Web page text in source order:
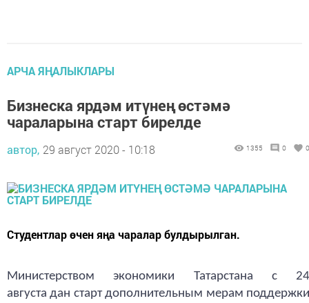
АРЧА ЯҢАЛЫКЛАРЫ
Бизнеска ярдәм итүнең өстәмә
чараларына старт бирелде
автор, 29 август 2020 - 10:18 1355 0 0
Студентлар өчен яңа чаралар булдырылган.
Министерством экономики Татарстана с 24
августа дан старт дополнительным мерам поддержки